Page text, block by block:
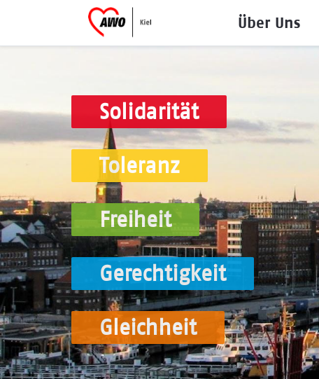
Über Uns
Solidarität
Toleranz
Freiheit
Gerechtigkeit
Gleichheit